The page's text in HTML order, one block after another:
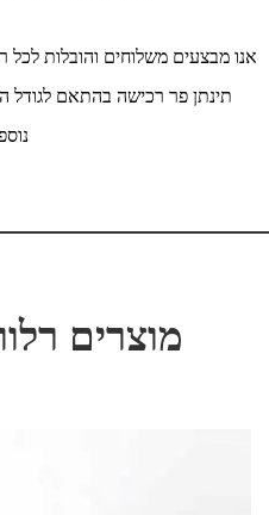
אנו מבצעים משלוחים והובלות
תינתן פר רכישה בהתאם לגודל
מוצרים